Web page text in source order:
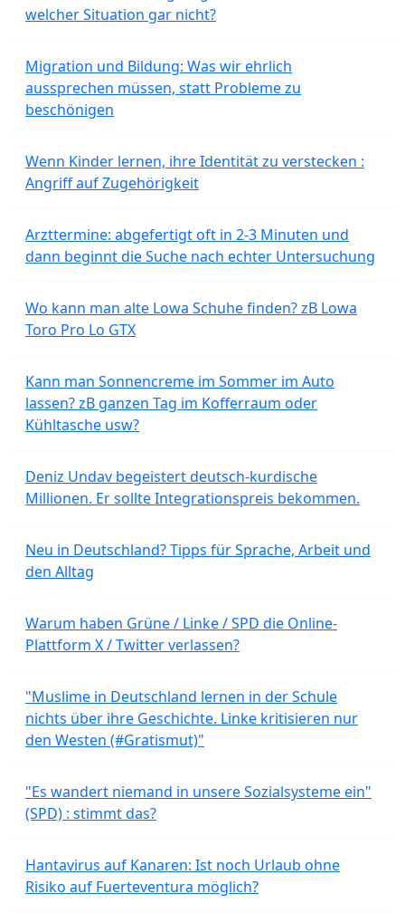
welcher Situation gar nicht?
Migration und Bildung: Was wir ehrlich
aussprechen müssen, statt Probleme zu
beschönigen
Wenn Kinder lernen, ihre Identität zu verstecken :
Angriff auf Zugehörigkeit
Arzttermine: abgefertigt oft in 2-3 Minuten und
dann beginnt die Suche nach echter Untersuchung
Wo kann man alte Lowa Schuhe finden? zB Lowa
Toro Pro Lo GTX
Kann man Sonnencreme im Sommer im Auto
lassen? zB ganzen Tag im Kofferraum oder
Kühltasche usw?
Deniz Undav begeistert deutsch-kurdische
Millionen. Er sollte Integrationspreis bekommen.
Neu in Deutschland? Tipps für Sprache, Arbeit und
den Alltag
Warum haben Grüne / Linke / SPD die Online-
Plattform X / Twitter verlassen?
"Muslime in Deutschland lernen in der Schule
nichts über ihre Geschichte. Linke kritisieren nur
den Westen (#Gratismut)"
"Es wandert niemand in unsere Sozialsysteme ein"
(SPD) : stimmt das?
Hantavirus auf Kanaren: Ist noch Urlaub ohne
Risiko auf Fuerteventura möglich?